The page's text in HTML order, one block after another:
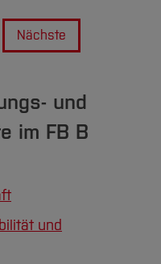
Nächste
und
im FB B
und